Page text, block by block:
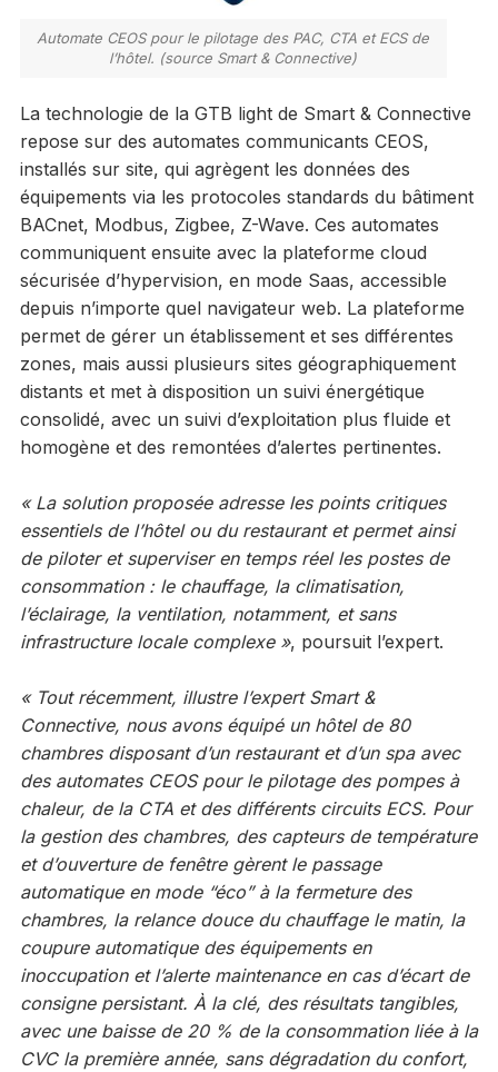
Automate CEOS pour le pilotage des PAC, CTA et ECS de
l’hôtel. (source Smart & Connective)
La technologie de la GTB light de Smart & Connective
repose sur des automates communicants CEOS,
installés sur site, qui agrègent les données des
équipements via les protocoles standards du bâtiment
BACnet, Modbus, Zigbee, Z-Wave. Ces automates
communiquent ensuite avec la plateforme cloud
sécurisée d’hypervision, en mode Saas, accessible
depuis n’importe quel navigateur web. La plateforme
permet de gérer un établissement et ses différentes
zones, mais aussi plusieurs sites géographiquement
distants et met à disposition un suivi énergétique
consolidé, avec un suivi d’exploitation plus fluide et
homogène et des remontées d’alertes pertinentes.
« La solution proposée adresse les points critiques
essentiels de l’hôtel ou du restaurant et permet ainsi
de piloter et superviser en temps réel les postes de
consommation : le chauffage, la climatisation,
l’éclairage, la ventilation, notamment, et sans
infrastructure locale complexe », poursuit l’expert.
« Tout récemment, illustre l’expert Smart &
Connective, nous avons équipé un hôtel de 80
chambres disposant d’un restaurant et d’un spa avec
des automates CEOS pour le pilotage des pompes à
chaleur, de la CTA et des différents circuits ECS. Pour
la gestion des chambres, des capteurs de température
et d’ouverture de fenêtre gèrent le passage
automatique en mode “éco” à la fermeture des
chambres, la relance douce du chauffage le matin, la
coupure automatique des équipements en
inoccupation et l’alerte maintenance en cas d’écart de
consigne persistant. À la clé, des résultats tangibles,
avec une baisse de 20 % de la consommation liée à la
CVC la première année, sans dégradation du confort,